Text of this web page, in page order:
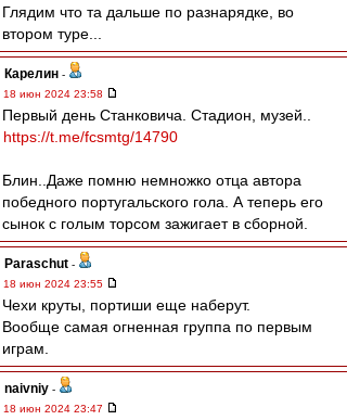
Глядим что та дальше по разнарядке, во
втором туре...
Карелин -
18 июн 2024 23:58
Первый день Станковича. Стадион, музей..
https://t.me/fcsmtg/14790
Блин..Даже помню немножко отца автора
победного португальского гола. А теперь его
сынок с голым торсом зажигает в сборной.
Paraschut -
18 июн 2024 23:55
Чехи круты, портиши еще наберут.
Вообще самая огненная группа по первым
играм.
naivniy -
18 июн 2024 23:47